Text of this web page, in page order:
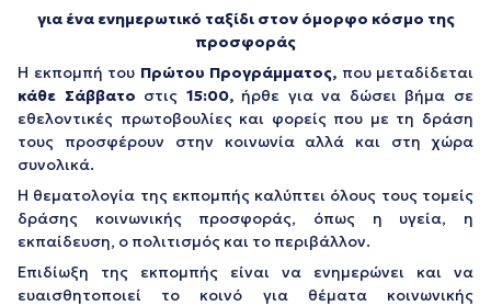
για ένα ενημερωτικό ταξίδι στον όμορφο κόσμο της
προσφοράς
Η εκπομπή του Πρώτου Προγράμματος, που μεταδίδεται
κάθε Σάββατο στις 15:00,ήρθε για να δώσει βήμα σε
εθελοντικές πρωτοβουλίες και φορείς που με τη δράση
τους προσφέρουν στην κοινωνία αλλά και στη χώρα
συνολικά.
Η θεματολογία της εκπομπής καλύπτει όλους τους τομείς
δράσης κοινωνικής προσφοράς, όπως η υγεία, η
εκπαίδευση, ο πολιτισμός και το περιβάλλον.
Επιδίωξη της εκπομπής είναι να ενημερώνει και να
ευαισθητοποιεί το κοινό για θέματα κοινωνικής